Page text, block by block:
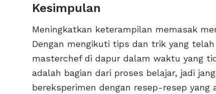
Kesimpulan
Meningkatkan keterampilan memasak
Dengan mengikuti tips dan trik yang
masterchef di dapur dalam waktu yang
adalah bagian dari proses belajar, jadi
bereksperimen dengan resep-resep